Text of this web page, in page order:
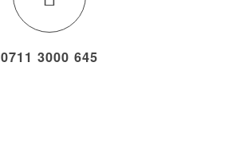
0711 3000 645